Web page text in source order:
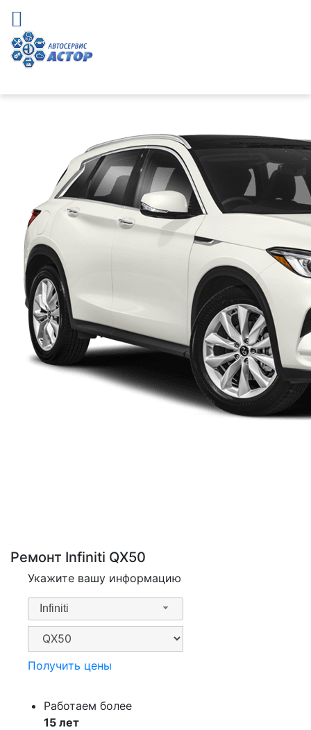
Ремонт Infiniti QX50
Укажите вашу информацию
Infiniti
Получить цены
Работаем более
15 лет